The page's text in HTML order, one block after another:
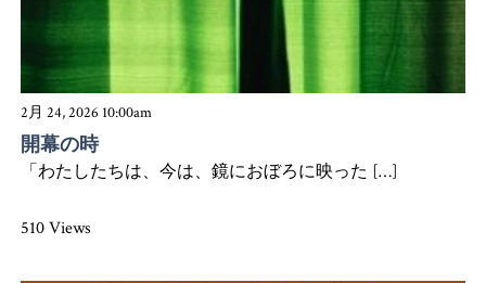
2月 24, 2026 10:00am
開幕の時
「わたしたちは、今は、鏡におぼろに映った […]
510 Views